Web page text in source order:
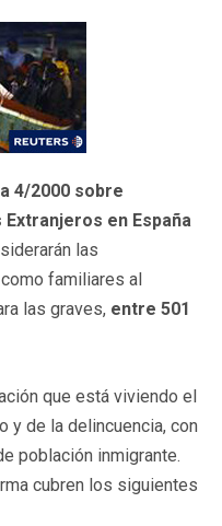
4/2000 sobre
en España
las
familiares al
las graves, entre 501
que está viviendo el
y de la delincuencia, con
población inmigrante.
cubren los siguientes